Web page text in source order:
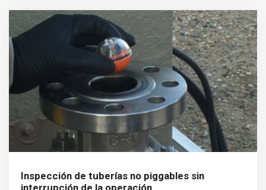
Inspección de tuberías no piggables sin
interrupción de la operación